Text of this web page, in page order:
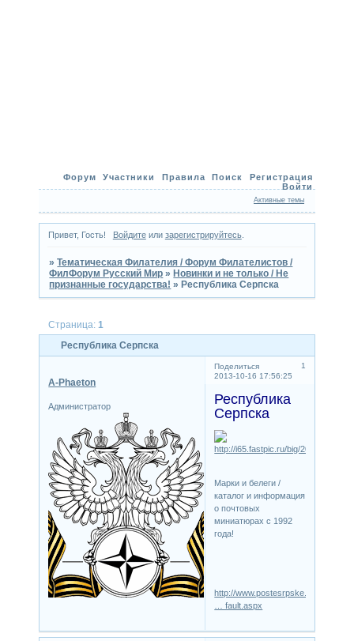
Форум Участники Правила Поиск
Регистрация
Войти
Активные темы
Привет, Гость! Войдитеили зарегистрируйтесь.
»Тематическая Филателия / Форум Филателистов /
ФилФорум Русский Мир »Новинки и не только / Не
признанные государства! »Республика Серпска
Республика Серпска
Страница:1
Поделиться
1
2013-10-16 17:56:25
A-Phaeton
Администратор
Республика
Серпска
Марки и белеги /
каталог и информация
о почтовых
миниатюрах с 1992
года!
http://www.postesrpske.com/sites/
… fault.aspx